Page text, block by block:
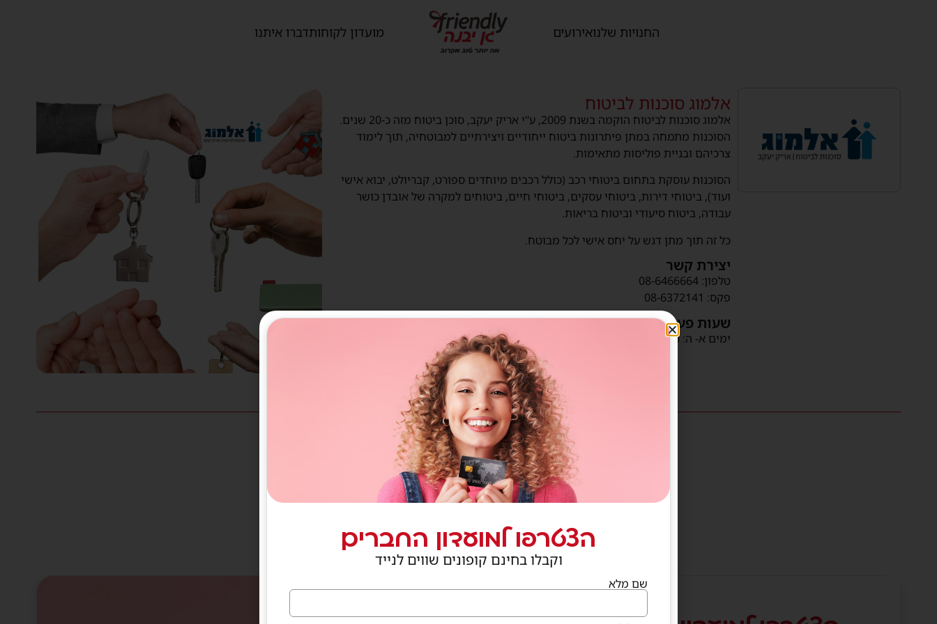
החנויות שלנואירועים מועדון לקוחותדברו איתנו
אלמוג סוכנות לביטוח
אלמוג סוכנות לביטוח הוקמה בשנת 2009, ע"י אריק יעקב, סוכן ביטוח מזה כ-20 שנים.
הסוכנות מתמחה במתן פיתרונות ביטוח ייחודיים ויצירתיים למבוטחיה, תוך לימוד
צרכיהם ובניית פוליסות מתאימות.
הסוכנות עוסקת בתחום ביטוחי רכב (כולל רכבים מיוחדים ספורט, קבריולט, יבוא אישי
ועוד), ביטוחי דירות, ביטוחי עסקים, ביטוחי חיים, ביטוחים למקרה של אובדן כושר
עבודה, ביטוח סיעודי וביטוח בריאות.
כל זה תוך מתן דגש על יחס אישי לכל מבוטח.
יצירת קשר
טלפון: 08-6466664
פקס: 08-6372141
שעות פעילות
ימים א- ה: 09:00-16:00
חנויות נוספות בתחום
הצטרפו למועדון החברים
וקבלו בחינם קופונים שווים לנייד
שם מלא